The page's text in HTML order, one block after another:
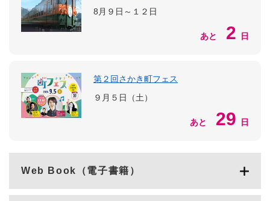
8月９日～１２日
あと 2 日
第２回さかき町フェス
９月５日（土）
あと 29 日
Web Book（電子書籍）